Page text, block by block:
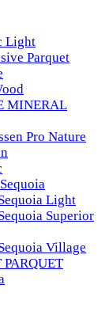
Light
Parquet
MINERAL
Pro Nature
Light
Superior
Village